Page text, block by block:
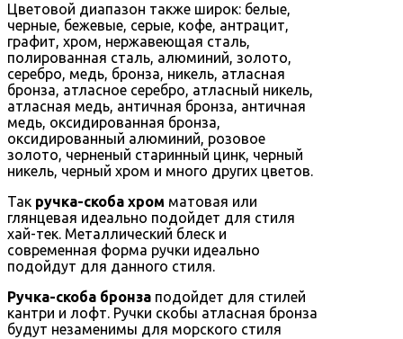
Цветовой диапазон также широк: белые,
черные, бежевые, серые, кофе, антрацит,
графит, хром, нержавеющая сталь,
полированная сталь, алюминий, золото,
серебро, медь, бронза, никель, атласная
бронза, атласное серебро, атласный никель,
атласная медь, античная бронза, античная
медь, оксидированная бронза,
оксидированный алюминий, розовое
золото, черненый старинный цинк, черный
никель, черный хром и много других цветов.
Так ручка-скоба хром матовая или
глянцевая идеально подойдет для стиля
хай-тек. Металлический блеск и
современная форма ручки идеально
подойдут для данного стиля.
Ручка-скоба бронза подойдет для стилей
кантри и лофт. Ручки скобы атласная бронза
будут незаменимы для морского стиля